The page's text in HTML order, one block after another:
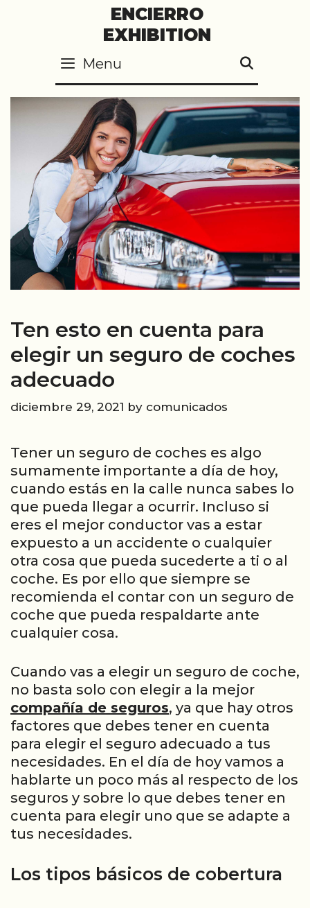
ENCIERRO
EXHIBITION
Menu
Ten esto en cuenta para
elegir un seguro de coches
adecuado
diciembre 29, 2021 by comunicados
Tener un seguro de coches es algo
sumamente importante a día de hoy,
cuando estás en la calle nunca sabes lo
que pueda llegar a ocurrir. Incluso si
eres el mejor conductor vas a estar
expuesto a un accidente o cualquier
otra cosa que pueda sucederte a ti o al
coche. Es por ello que siempre se
recomienda el contar con un seguro de
coche que pueda respaldarte ante
cualquier cosa.
Cuando vas a elegir un seguro de coche,
no basta solo con elegir a la mejor
compañía de seguros, ya que hay otros
factores que debes tener en cuenta
para elegir el seguro adecuado a tus
necesidades. En el día de hoy vamos a
hablarte un poco más al respecto de los
seguros y sobre lo que debes tener en
cuenta para elegir uno que se adapte a
tus necesidades.
Los tipos básicos de cobertura